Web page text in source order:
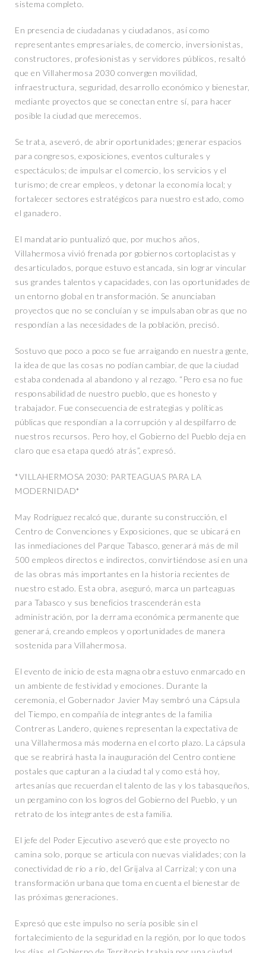
sistema completo.
En presencia de ciudadanas y ciudadanos, así como
representantes empresariales, de comercio, inversionistas,
constructores, profesionistas y servidores públicos, resaltó
que en Villahermosa 2030 convergen movilidad,
infraestructura, seguridad, desarrollo económico y bienestar,
mediante proyectos que se conectan entre sí, para hacer
posible la ciudad que merecemos.
Se trata, aseveró, de abrir oportunidades; generar espacios
para congresos, exposiciones, eventos culturales y
espectáculos; de impulsar el comercio, los servicios y el
turismo; de crear empleos, y detonar la economía local; y
fortalecer sectores estratégicos para nuestro estado, como
el ganadero.
El mandatario puntualizó que, por muchos años,
Villahermosa vivió frenada por gobiernos cortoplacistas y
desarticulados, porque estuvo estancada, sin lograr vincular
sus grandes talentos y capacidades, con las oportunidades de
un entorno global en transformación. Se anunciaban
proyectos que no se concluían y se impulsaban obras que no
respondían a las necesidades de la población, precisó.
Sostuvo que poco a poco se fue arraigando en nuestra gente,
la idea de que las cosas no podían cambiar, de que la ciudad
estaba condenada al abandono y al rezago. “Pero esa no fue
responsabilidad de nuestro pueblo, que es honesto y
trabajador. Fue consecuencia de estrategias y políticas
públicas que respondían a la corrupción y al despilfarro de
nuestros recursos. Pero hoy, el Gobierno del Pueblo deja en
claro que esa etapa quedó atrás”, expresó.
*VILLAHERMOSA 2030: PARTEAGUAS PARA LA
MODERNIDAD*
May Rodríguez recalcó que, durante su construcción, el
Centro de Convenciones y Exposiciones, que se ubicará en
las inmediaciones del Parque Tabasco, generará más de mil
500 empleos directos e indirectos, convirtiéndose así en una
de las obras más importantes en la historia recientes de
nuestro estado. Esta obra, aseguró, marca un parteaguas
para Tabasco y sus beneficios trascenderán esta
administración, por la derrama económica permanente que
generará, creando empleos y oportunidades de manera
sostenida para Villahermosa.
El evento de inicio de esta magna obra estuvo enmarcado en
un ambiente de festividad y emociones. Durante la
ceremonia, el Gobernador Javier May sembró una Cápsula
del Tiempo, en compañía de integrantes de la familia
Contreras Landero, quienes representan la expectativa de
una Villahermosa más moderna en el corto plazo. La cápsula
que se reabrirá hasta la inauguración del Centro contiene
postales que capturan a la ciudad tal y como está hoy,
artesanías que recuerdan el talento de las y los tabasqueños,
un pergamino con los logros del Gobierno del Pueblo, y un
retrato de los integrantes de esta familia.
El jefe del Poder Ejecutivo aseveró que este proyecto no
camina solo, porque se articula con nuevas vialidades; con la
conectividad de río a río, del Grijalva al Carrizal; y con una
transformación urbana que toma en cuenta el bienestar de
las próximas generaciones.
Expresó que este impulso no sería posible sin el
fortalecimiento de la seguridad en la región, por lo que todos